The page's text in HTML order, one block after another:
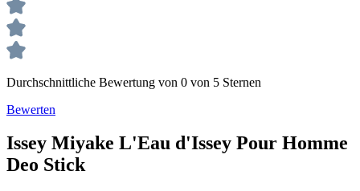
Durchschnittliche Bewertung von 0 von 5 Sternen
Bewerten
Issey Miyake L'Eau d'Issey Pour Homme
Deo Stick